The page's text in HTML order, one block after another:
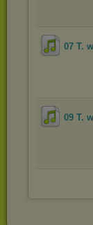
07 T.
09 T.